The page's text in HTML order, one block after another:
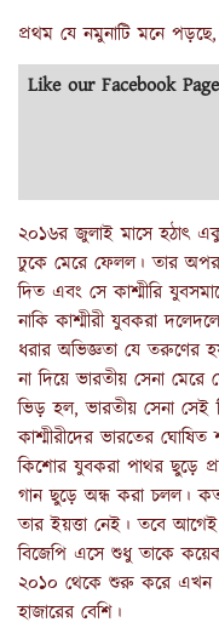
প্রথম যে নমুনাটি মনে
Like our Facebook Page
২০১৬র জুলাই মাসে হঠাৎ
ঢুকে মেরে ফেলল। তার
দিত এবং সে কাশ্মীরি
নাকি কাশ্মীরী যুবকরা
ধরার অভিজ্ঞতা যে তরুণের
না দিয়ে ভারতীয় সেনা
ভিড় হল, ভারতীয় সেনা সেই
কাশ্মীরীদের ভারতের
কিশোর যুবকরা পাথর ছুড়ে
গান ছুড়ে অন্ধ করা চলল।
তার ইয়ত্তা নেই। তবে
বিজেপি এসে শুধু তাকে
২০১০ থেকে শুরু করে এখন
হাজারের বেশি।